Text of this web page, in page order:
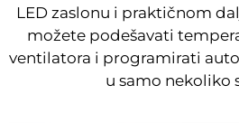
LED zaslonu i praktičnom
možete podešavati
ventilatora i programirati
u samo nekoliko